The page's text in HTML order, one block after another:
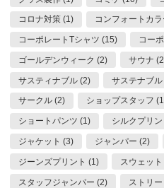
コロナ対策 (1) コンフォートカ
コーポレートTシャツ (15) コー
ゴールデンウィーク (2) サウナ
サスティナブル (2) サステナブ
サークル (2) ショップスタッフ
ショートパンツ (1) シルクプリ
ジャケット (3) ジャンパー (2)
ジーンズプリント (1) スウェッ
スタッフジャンパー (2) ストリ